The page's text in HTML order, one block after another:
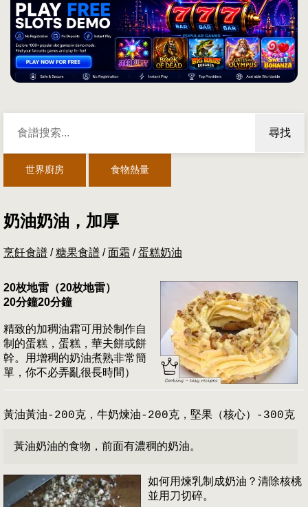
尋找
世界廚房 食物熱量
奶油奶油，加厚
烹飪食譜 /糖果食譜 /面霜 /蛋糕奶油
20枚地雷（20枚地雷）
20分鐘20分鐘
精致的加稠油霜可用於制作自
制的蛋糕，蛋糕，華夫餅或餅
幹。用增稠的奶油煮熟非常簡
單，你不必弄亂很長時間）
黃油黃油-200克，牛奶煉油-200克，堅果（核心）-300克
黃油奶油的食物，前面有濃稠的奶油。
如何用煉乳制成奶油？清除核桃
並用刀切碎。